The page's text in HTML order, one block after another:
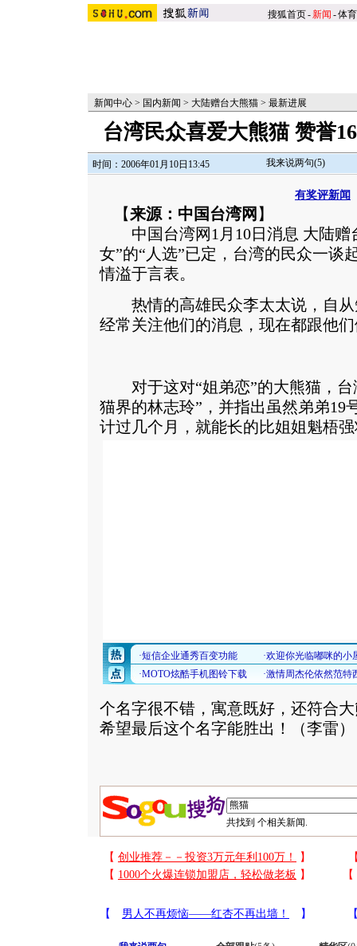
搜狐首页-新闻 -体育
新闻中心 > 国内新闻 > 大陆赠台大熊猫 > 最新进展
台湾民众喜爱大熊猫 赞誉
时间：2006年01月10日13:45 我来说两句(5)
有奖评新闻
【来源：中国台湾网 】
中国台湾网1月10日消息 大陆赠
女”的“人选”已定，台湾的民众一谈
情溢于言表。
热情的高雄民众李太太说，自从
经常关注他们的消息，现在都跟他
对于这对“姐弟恋”的大熊猫，台
猫界的林志玲”，并指出虽然弟弟19
计过几个月，就能长的比姐姐魁梧
个名字很不错，寓意既好，还符合
希望最后这个名字能胜出！（李雷）
共找到 个相关新闻.